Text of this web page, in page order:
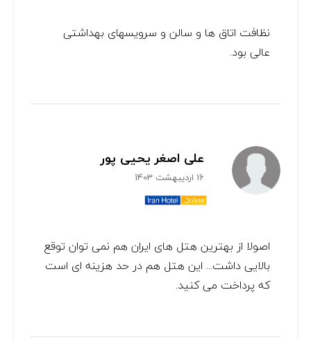
نظافت اتاق ها و سالن و سرویسهای بهداشتی
عالی بود.
علی اصغر یحیی پور
16 اردیبهشت 1403
اصولا از بهترین هتل های ایران هم نمی توان توقع
بالایی داشت... این هتل هم در حد هزینه ای است
که پرداخت می کنید.